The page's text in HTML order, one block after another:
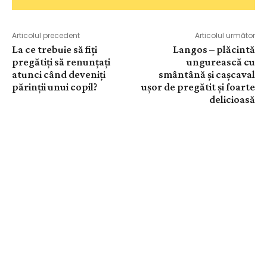
Articolul precedent
La ce trebuie să fiți
pregătiți să renunțați
atunci când deveniți
părinții unui copil?
Articolul următor
Langos – plăcintă
ungurească cu
smântână și cașcaval
ușor de pregătit și foarte
delicioasă